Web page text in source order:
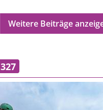
Weitere Beiträge
327